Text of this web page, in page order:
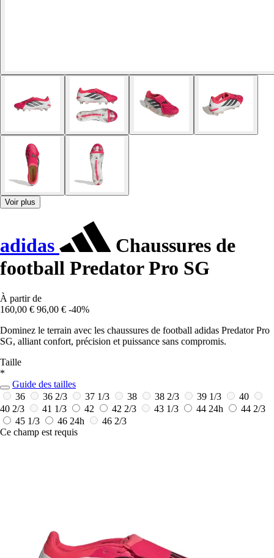
Voir plus
adidas
Chaussures de
football Predator Pro SG
À partir de
160,00 € 96,00 € -40%
Dominez le terrain avec les chaussures de football adidas Predator Pro
SG, alliant confort, précision et puissance sans compromis.
Taille
*
Guide des tailles
36
36 2/3 37 1/3 38 38 2/3 39 1/3
40
40 2/3
41 1/3 42 42 2/3 43 1/3 44 24h
44 2/3
45 1/3
46 24h
46 2/3
Ce champ est requis